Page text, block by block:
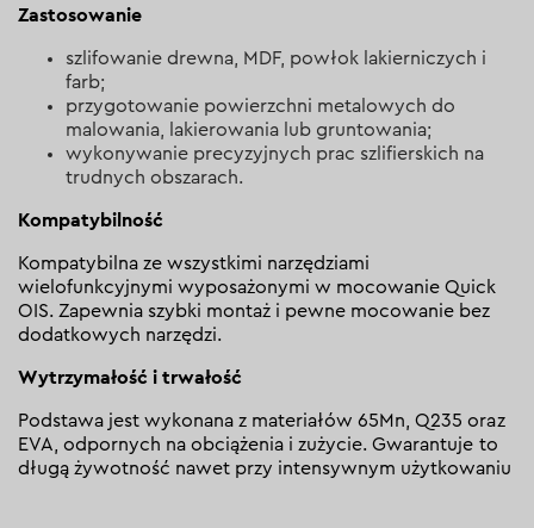
Zastosowanie
szlifowanie drewna, MDF, powłok lakierniczych i
farb;
przygotowanie powierzchni metalowych do
malowania, lakierowania lub gruntowania;
wykonywanie precyzyjnych prac szlifierskich na
trudnych obszarach.
Kompatybilność
Kompatybilna ze wszystkimi narzędziami
wielofunkcyjnymi wyposażonymi w mocowanie Quick
OIS. Zapewnia szybki montaż i pewne mocowanie bez
dodatkowych narzędzi.
Wytrzymałość i trwałość
Podstawa jest wykonana z materiałów 65Mn, Q235 oraz
EVA, odpornych na obciążenia i zużycie. Gwarantuje to
długą żywotność nawet przy intensywnym użytkowaniu